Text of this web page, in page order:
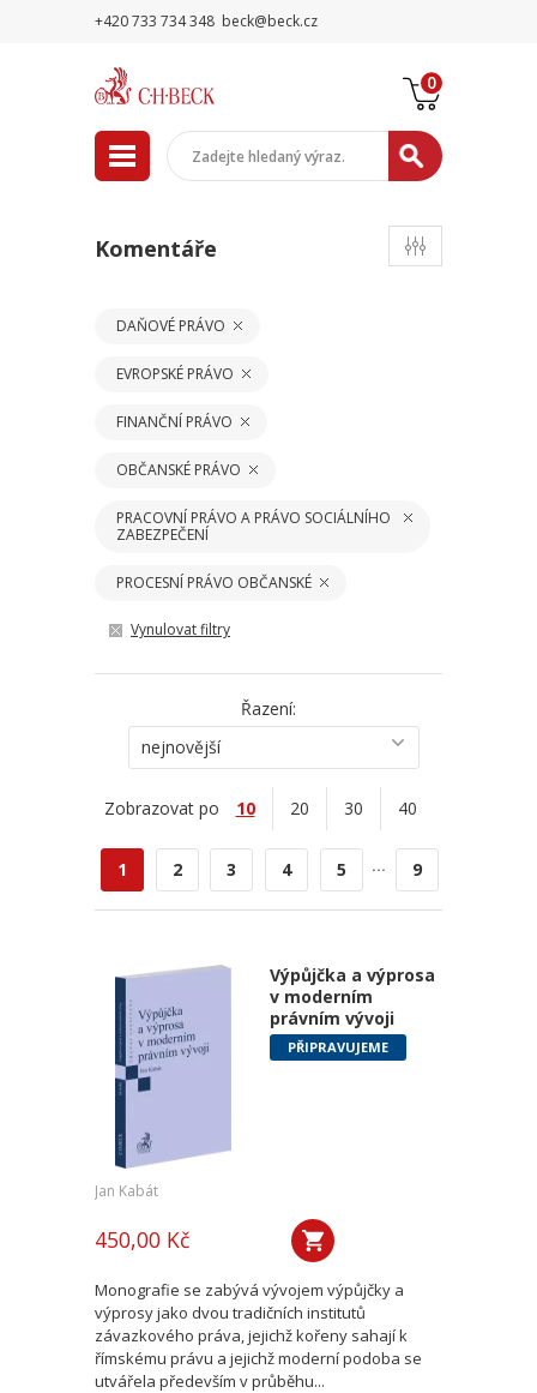
+420 733 734 348 beck@beck.cz
0
Komentáře
DAŇOVÉ PRÁVO
EVROPSKÉ PRÁVO
FINANČNÍ PRÁVO
OBČANSKÉ PRÁVO
PRACOVNÍ PRÁVO A PRÁVO SOCIÁLNÍHO
ZABEZPEČENÍ
PROCESNÍ PRÁVO OBČANSKÉ
Vynulovat filtry
Řazení:
nejnovější
Zobrazovat po 10 20 30 40
1 2 3 4 5 ... 9
Výpůjčka a výprosa
v moderním
právním vývoji
PŘIPRAVUJEME
Jan Kabát
450,00 Kč
Monografie se zabývá vývojem výpůjčky a
výprosy jako dvou tradičních institutů
závazkového práva, jejichž kořeny sahají k
římskému právu a jejichž moderní podoba se
utvářela především v průběhu...